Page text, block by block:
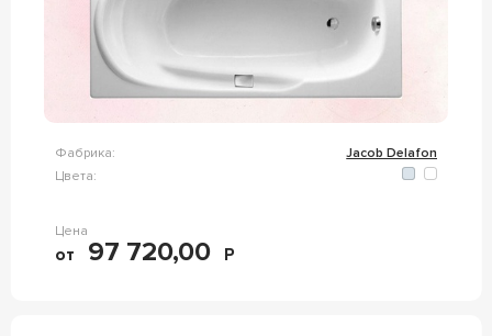
Фабрика:
Jacob Delafon
Цвета:
Цена
от 97 720,00 Р